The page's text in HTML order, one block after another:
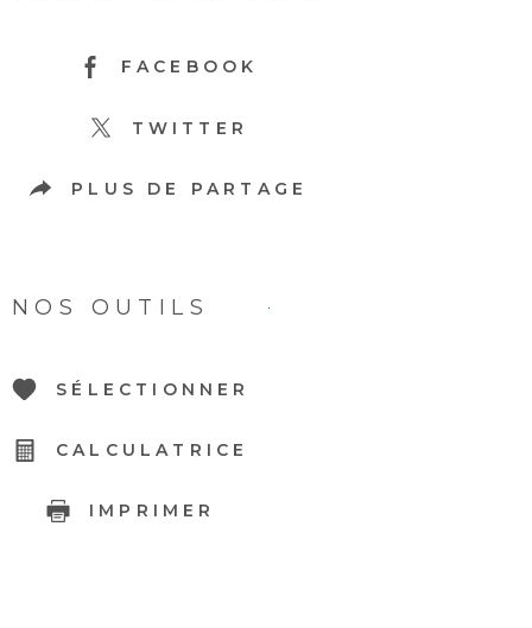
FACEBOOK
TWITTER
PLUS DE PARTAGE
NOS OUTILS
SÉLECTIONNER
CALCULATRICE
IMPRIMER